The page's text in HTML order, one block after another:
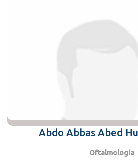
Abdo Abbas Abed
Oftalmologia